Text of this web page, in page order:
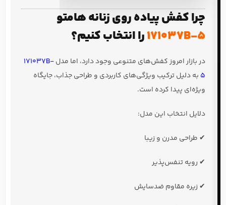
چرا کفش پیاده روی زنانه هامتو
171037B-5را انتخاب کنیم؟
در بازار امروز کفش‌های متنوعی وجود دارد، اما مدل171037B-
5 به دلیل ترکیب ویژگی‌های کاربردی و طراحی جذاب، جایگاه
ویژه‌ای پیدا کرده است.
دلایل انتخاب این مدل:
✔ طراحی مدرن و زیبا
✔ رویه تنفس‌پذیر
✔ زیره مقاوم ضدسایش